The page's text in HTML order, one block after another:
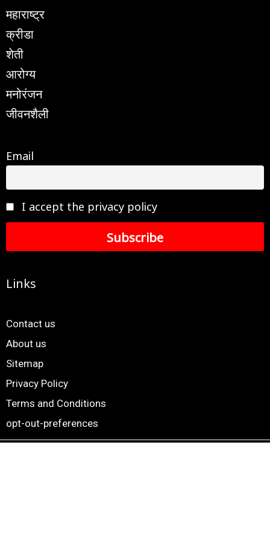
महाराष्ट्र
क्रीडा
शेती
आरोग्य
मनोरंजन
जीवनशैली
Email
I accept the privacy policy
Links
Contact us
About us
Sitemap
Privacy Policy
Terms and Conditions
opt-out-preferences